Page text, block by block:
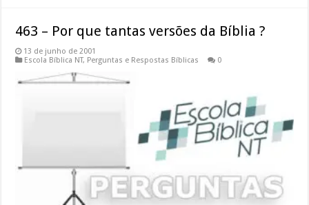
463 – Por que tantas versões da Bíblia ?
13 de junho de 2001
Escola Bíblica NT, Perguntas e Respostas Bíblicas 0